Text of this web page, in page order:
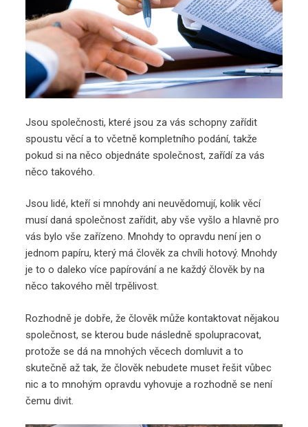
Jsou společnosti, které jsou za vás schopny zařídit
spoustu věcí a to včetně kompletního podání, takže
pokud si na něco objednáte společnost, zařídí za vás
něco takového.
Jsou lidé, kteří si mnohdy ani neuvědomují, kolik věcí
musí daná společnost zařídit, aby vše vyšlo a hlavně pro
vás bylo vše zařízeno. Mnohdy to opravdu není jen o
jednom papíru, který má člověk za chvíli hotový. Mnohdy
je to o daleko více papírování a ne každý člověk by na
něco takového měl trpělivost.
Rozhodně je dobře, že člověk může kontaktovat nějakou
společnost, se kterou bude následně spolupracovat,
protože se dá na mnohých věcech domluvit a to
skutečně až tak, že člověk nebudete muset řešit vůbec
nic a to mnohým opravdu vyhovuje a rozhodně se není
čemu divit.